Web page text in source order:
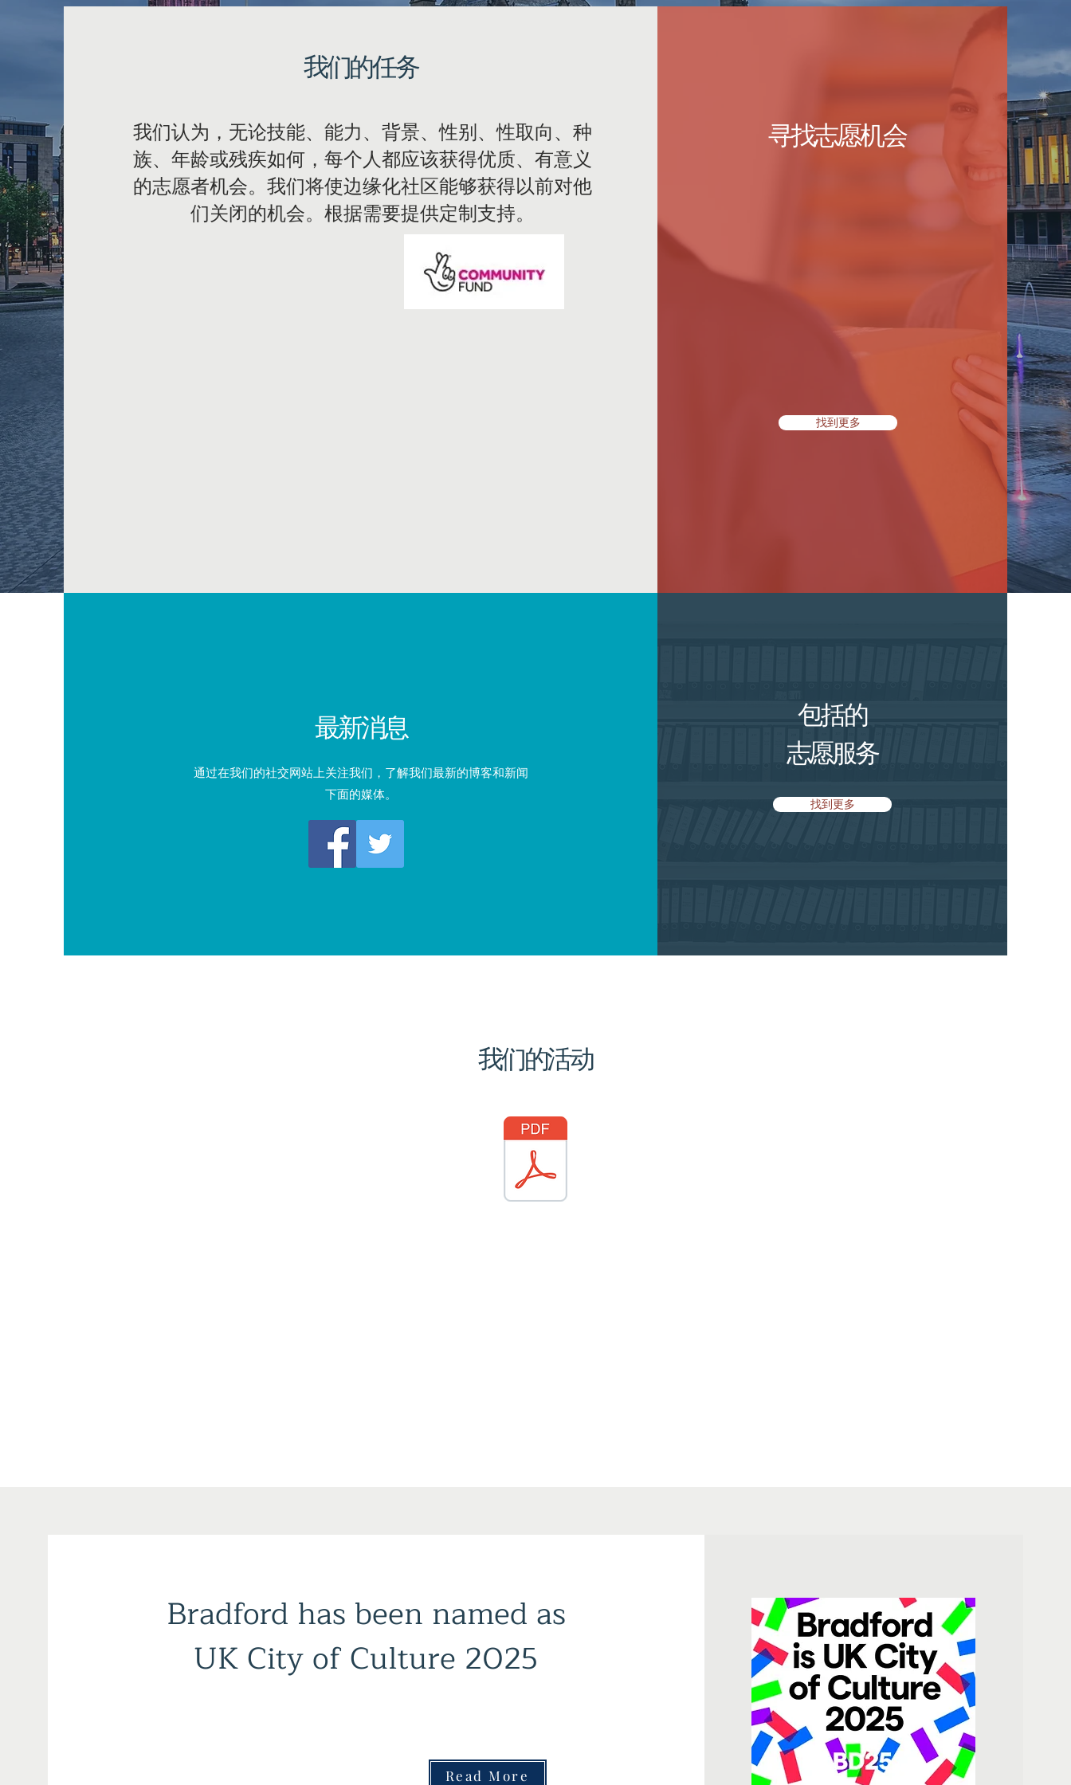
我们的任务
我们认为，无论技能、能力、背景、性别、性取向、种
族、年龄或残疾如何，每个人都应该获得优质、有意义
的志愿者机会。我们将使边缘化社区能够获得以前对他
们关闭的机会。根据需要提供定制支持。
寻找志愿机会
找到更多
最新消息
通过在我们的社交网站上关注我们，了解我们最新的博客和新闻
下面的媒体。
包括的
志愿服务
找到更多
我们的活动
Bradford
2025
Bradford has been named as
UK City of Culture 2025
Read More